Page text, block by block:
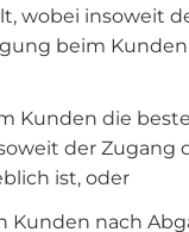
wobei insoweit
beim
Kunden die
der Zugang
ist, oder
Kunden nach